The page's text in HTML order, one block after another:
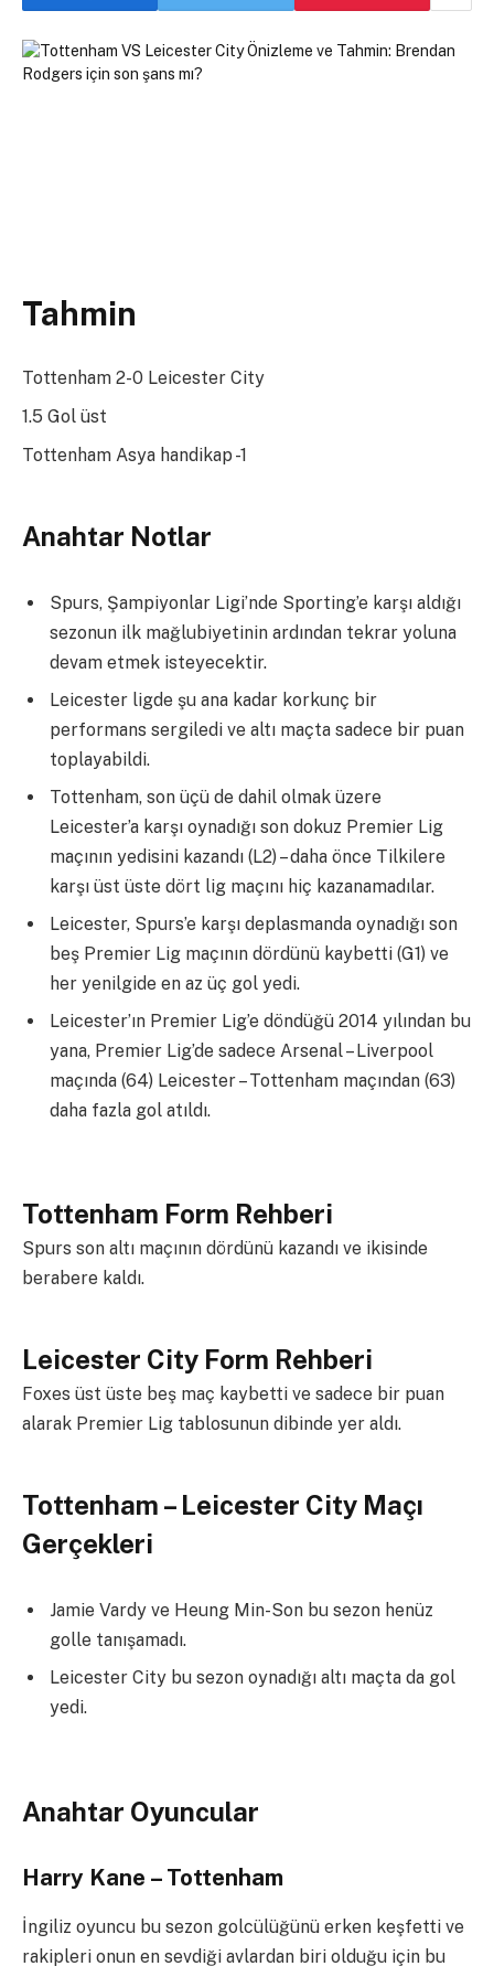
Tahmin
Tottenham 2-0 Leicester City
1.5 Gol üst
Tottenham Asya handikap -1
Anahtar Notlar
Spurs, Şampiyonlar Ligi’nde Sporting’e karşı aldığı
sezonun ilk mağlubiyetinin ardından tekrar yoluna
devam etmek isteyecektir.
Leicester ligde şu ana kadar korkunç bir
performans sergiledi ve altı maçta sadece bir puan
toplayabildi.
Tottenham, son üçü de dahil olmak üzere
Leicester’a karşı oynadığı son dokuz Premier Lig
maçının yedisini kazandı (L2) – daha önce Tilkilere
karşı üst üste dört lig maçını hiç kazanamadılar.
Leicester, Spurs’e karşı deplasmanda oynadığı son
beş Premier Lig maçının dördünü kaybetti (G1) ve
her yenilgide en az üç gol yedi.
Leicester’ın Premier Lig’e döndüğü 2014 yılından bu
yana, Premier Lig’de sadece Arsenal – Liverpool
maçında (64) Leicester – Tottenham maçından (63)
daha fazla gol atıldı.
Tottenham Form Rehberi
Spurs son altı maçının dördünü kazandı ve ikisinde
berabere kaldı.
Leicester City Form Rehberi
Foxes üst üste beş maç kaybetti ve sadece bir puan
alarak Premier Lig tablosunun dibinde yer aldı.
Tottenham – Leicester City Maçı
Gerçekleri
Jamie Vardy ve Heung Min-Son bu sezon henüz
golle tanışamadı.
Leicester City bu sezon oynadığı altı maçta da gol
yedi.
Anahtar Oyuncular
Harry Kane – Tottenham
İngiliz oyuncu bu sezon golcülüğünü erken keşfetti ve
rakipleri onun en sevdiği avlardan biri olduğu için bu